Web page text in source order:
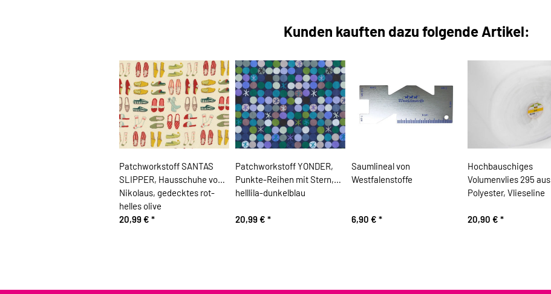
Kunden kauften dazu folgende Artikel:
Patchworkstoff SANTAS
SLIPPER, Hausschuhe vom
Nikolaus, gedecktes rot-
helles olive
20,99 € *
Patchworkstoff YONDER,
Punkte-Reihen mit Stern,
helllila-dunkelblau
20,99 € *
Saumlineal von
Westfalenstoffe
6,90 € *
Hochbauschiges
Volumenvlies 295 aus
Polyester, Vlieseline
20,90 € *